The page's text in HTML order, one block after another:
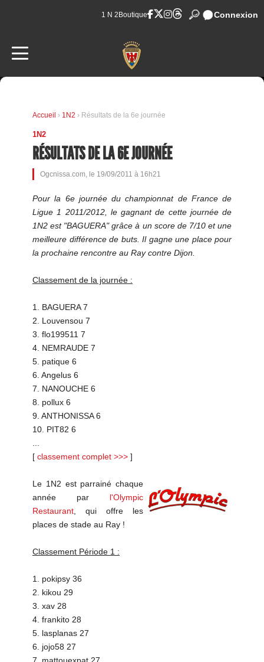
1 N 2 Boutique Connexion
Accueil › 1N2 › Résultats de la 6e journée
1N2
RÉSULTATS DE LA 6E JOURNÉE
Ogcnissa.com, le 19/09/2011 à 16h21
Pour la 6e journée du championnat de France de
Ligue 1 2011/2012, le gagnant de cette journée de
1N2 est "BAGUERA" grâce à un score de 7/10 et une
meilleure différence de buts. Il gagne une place pour
la prochaine rencontre au Ray contre Dijon.
Classement de la journée :
1. BAGUERA 7
2. Louvensou 7
3. flo199511 7
4. NEMRAUDE 7
5. patique 6
6. Angelus 6
7. NANOUCHE 6
8. pollux 6
9. ANTHONISSA 6
10. PIT82 6
[ classement complet >>> ]
Le 1N2 est parrainé chaque
année par l'Olympic
Restaurant , qui offre les
places de stade au Ray !
Classement Période 1 :
1. pokipsy 36
2. kikou 29
3. xav 28
4. frankito 28
5. lasplanas 27
6. jojo58 27